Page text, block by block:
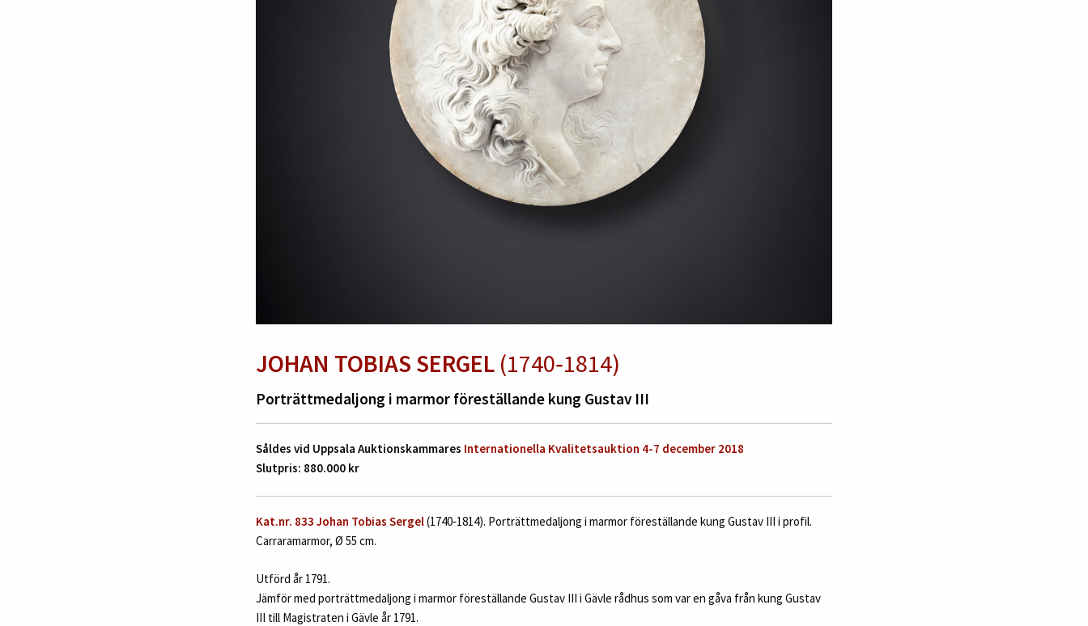
JOHAN TOBIAS SERGEL(1740‑1814)
Porträttmedaljong i marmor föreställande kung Gustav III
Såldes vid Uppsala Auktionskammares Internationella Kvalitetsauktion 4-7 december 2018
Slutpris: 880.000 kr
Kat.nr. 833 Johan Tobias Sergel(1740‑1814). Porträttmedaljong i marmor föreställande kung Gustav III i profil.
Carraramarmor, Ø 55 cm.
Utförd år 1791.
Jämför med porträttmedaljong i marmor föreställande Gustav III i Gävle rådhus som var en gåva från kung Gustav
III till Magistraten i Gävle år 1791.